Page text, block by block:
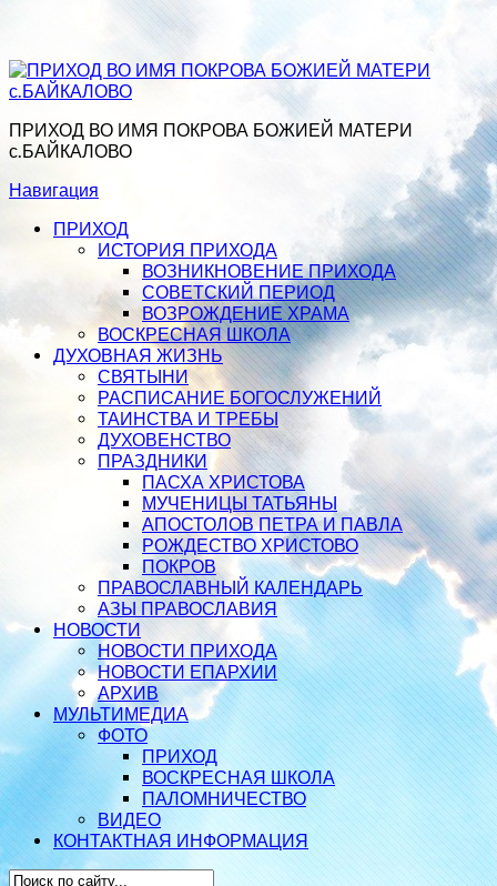
ПРИХОД ВО ИМЯ ПОКРОВА БОЖИЕЙ МАТЕРИ
с.БАЙКАЛОВО
Навигация
ПРИХОД
ИСТОРИЯ ПРИХОДА
ВОЗНИКНОВЕНИЕ ПРИХОДА
СОВЕТСКИЙ ПЕРИОД
ВОЗРОЖДЕНИЕ ХРАМА
ВОСКРЕСНАЯ ШКОЛА
ДУХОВНАЯ ЖИЗНЬ
СВЯТЫНИ
РАСПИСАНИЕ БОГОСЛУЖЕНИЙ
ТАИНСТВА И ТРЕБЫ
ДУХОВЕНСТВО
ПРАЗДНИКИ
ПАСХА ХРИСТОВА
МУЧЕНИЦЫ ТАТЬЯНЫ
АПОСТОЛОВ ПЕТРА И ПАВЛА
РОЖДЕСТВО ХРИСТОВО
ПОКРОВ
ПРАВОСЛАВНЫЙ КАЛЕНДАРЬ
АЗЫ ПРАВОСЛАВИЯ
НОВОСТИ
НОВОСТИ ПРИХОДА
НОВОСТИ ЕПАРХИИ
АРХИВ
МУЛЬТИМЕДИА
ФОТО
ПРИХОД
ВОСКРЕСНАЯ ШКОЛА
ПАЛОМНИЧЕСТВО
ВИДЕО
КОНТАКТНАЯ ИНФОРМАЦИЯ